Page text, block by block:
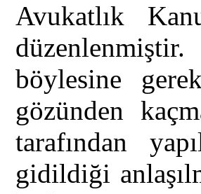
Avukatlık
böylesine
gözünden
tarafından
gidildiği